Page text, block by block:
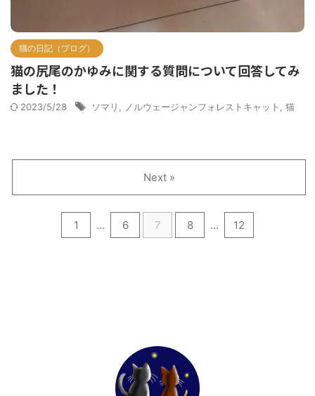
猫の日記（ブログ）
猫の尻尾のかゆみに関する質問について回答してみ
ました！
2023/5/28 ソマリ ノルウェージャンフォレストキャット 猫
1 … 6 7 8 … 12
Next »